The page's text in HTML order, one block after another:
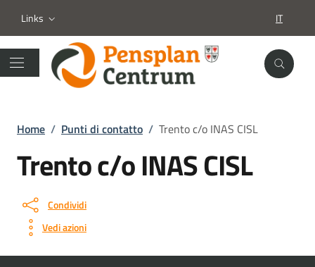
Links IT
Home / Punti di contatto / Trento c/o INAS CISL
Trento c/o INAS CISL
Condividi
Vedi azioni